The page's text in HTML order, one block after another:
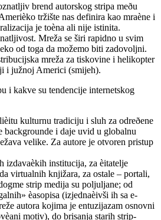
brend autorskog stripa meðu
tržište nas definira kao mraène i
je toèna ali nije istinita.
Mreža se širi rapidno u svim
od toga da možemo biti zadovoljni.
mreža za tiskovine i helikopter
i južnoj Americi (smijeh).
i kakve su tendencije internetskog
kulturnu tradiciju i sluh za odreðene
backgrounde i daje uvid u globalnu
velike. Za autore je otvoren pristup
izdavaèkih institucija, za èitatelje
virtualnih knjižara, za ostale – portali,
strip medija su poljuljane; od
èasopisa (izjednaèivši ih sa e-
autora kojima je entuzijazam osnovni
motiv), do brisanja starih strip-